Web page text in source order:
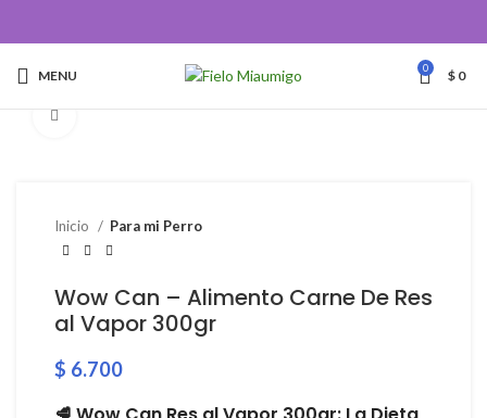
MENU 0 $ 0
Inicio Para mi Perro
Wow Can – Alimento Carne De Res
al Vapor 300gr
$ 6.700